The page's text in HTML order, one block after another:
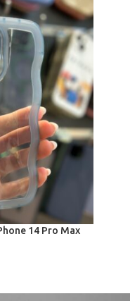
14 Pro Max